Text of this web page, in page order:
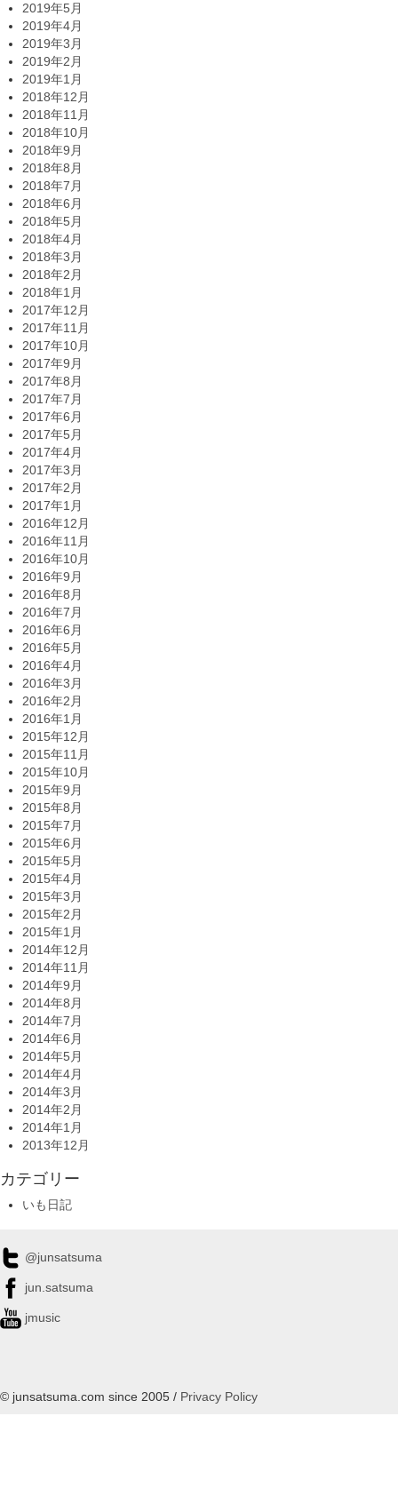
2019年5月
2019年4月
2019年3月
2019年2月
2019年1月
2018年12月
2018年11月
2018年10月
2018年9月
2018年8月
2018年7月
2018年6月
2018年5月
2018年4月
2018年3月
2018年2月
2018年1月
2017年12月
2017年11月
2017年10月
2017年9月
2017年8月
2017年7月
2017年6月
2017年5月
2017年4月
2017年3月
2017年2月
2017年1月
2016年12月
2016年11月
2016年10月
2016年9月
2016年8月
2016年7月
2016年6月
2016年5月
2016年4月
2016年3月
2016年2月
2016年1月
2015年12月
2015年11月
2015年10月
2015年9月
2015年8月
2015年7月
2015年6月
2015年5月
2015年4月
2015年3月
2015年2月
2015年1月
2014年12月
2014年11月
2014年9月
2014年8月
2014年7月
2014年6月
2014年5月
2014年4月
2014年3月
2014年2月
2014年1月
2013年12月
カテゴリー
いも日記
@junsatsuma
jun.satsuma
jmusic
© junsatsuma.com since 2005 / Privacy Policy